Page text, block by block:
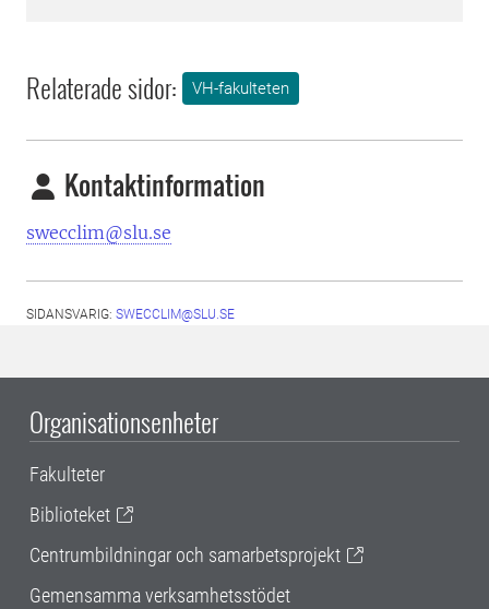
Relaterade sidor: VH-fakulteten
Kontaktinformation
swecclim@slu.se
SIDANSVARIG: SWECCLIM@SLU.SE
Organisationsenheter
Fakulteter
Biblioteket
Centrumbildningar och samarbetsprojekt
Gemensamma verksamhetsstödet